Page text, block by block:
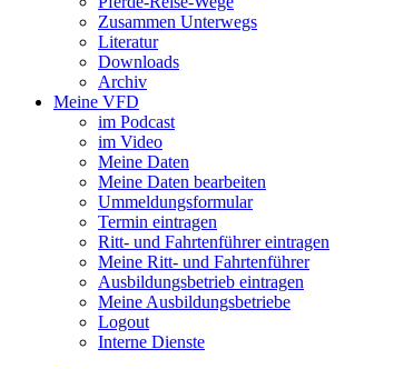
Zusammen Unterwegs
Literatur
Downloads
Archiv
Meine VFD
im Podcast
im Video
Meine Daten
Meine Daten bearbeiten
Ummeldungsformular
Termin eintragen
Ritt- und Fahrtenführer eintragen
Meine Ritt- und Fahrtenführer
Ausbildungsbetrieb eintragen
Meine Ausbildungsbetriebe
Logout
Interne Dienste